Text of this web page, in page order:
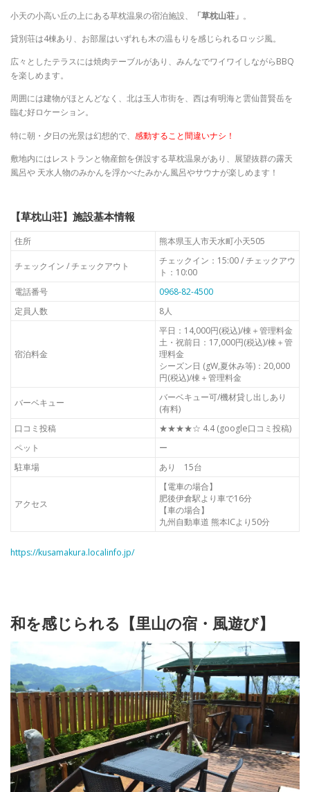
小天の小高い丘の上にある草枕温泉の宿泊施設、 「草枕山荘」 。
貸別荘は4棟あり、お部屋はいずれも木の温もりを感じられるロッジ風。
広々としたテラスには焼肉テーブルがあり、みんなでワイワイしながらBBQ
を楽しめます。
周囲には建物がほとんどなく、北は玉人市街を、西は有明海と雲仙普賢岳を
臨む好ロケーション。
特に朝・夕日の光景は幻想的で、 感動すること間違いナシ！
敷地内にはレストランと物産館を併設する草枕温泉があり、展望抜群の露天
風呂や 天水人物のみかんを浮かべたみかん風呂やサウナが楽しめます！
【草枕山荘】施設基本情報
住所 熊本県玉人市天水町小天505
チェックイン / チェックアウト
チェックイン：15:00 / チェックアウ
ト：10:00
電話番号
0968-82-4500
定員人数
8人
宿泊料金
平日：14,000円(税込)/棟＋管理料金
土・祝前日：17,000円(税込)/棟＋管
理料金
シーズン日 (gW,夏休み等)：20,000
円(税込)/棟＋管理料金
バーベキュー
バーベキュー可/機材貸し出しあり
(有料)
口コミ投稿
★★★★☆ 4.4 (google口コミ投稿)
ペット
ー
駐車場
あり 15台
アクセス
【電車の場合】
肥後伊倉駅より車で16分
【車の場合】
九州自動車道 熊本ICより50分
https://kusamakura.localinfo.jp/
和を感じられる【里山の宿・風遊び】